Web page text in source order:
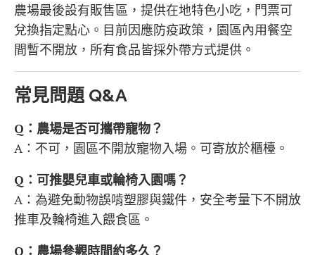
農場最後設有販售區，提供在地特色小吃，門票可
兌換指定點心。目前因應防疫政策，園區內用餐空
間暫不開放，所有食品皆採外帶方式提供。
常見問題 Q&A
Q：農場是否可攜帶寵物？
A：不可，園區不開放寵物入場。可寄放於櫃檯。
Q：可推嬰兒車或輪椅入園嗎？
A：為避免動物誤啃塑膠與鐵件，安全考量下不開放
推車及輪椅進入餵食區。
Q：農場參觀時間約多久？